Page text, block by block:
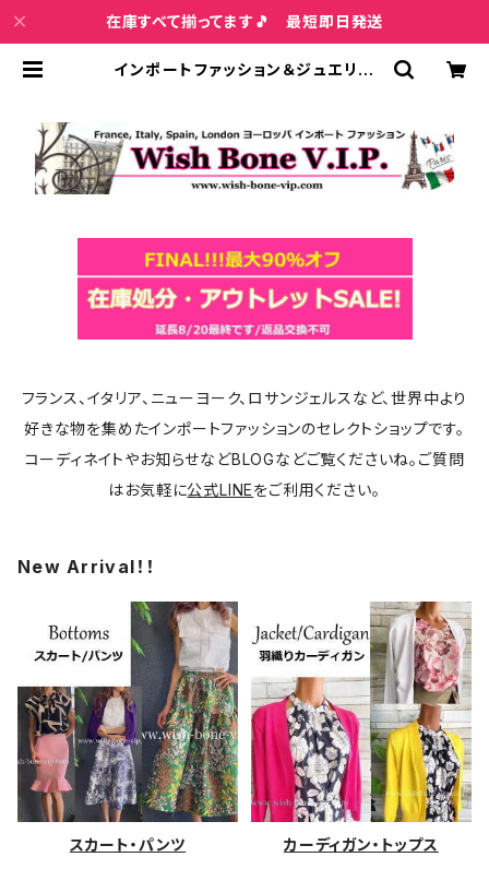
在庫すべて揃ってます🎵 最短即日発送
インポートファッション＆ジュエリー
フランス、イタリア、ニューヨーク、ロサンジェルスなど、世界中より
好きな物を集めたインポートファッションのセレクトショップです。
コーディネイトやお知らせなどBLOGなどご覧くださいね。ご質問
はお気軽に公式LINEをご利用ください。
New Arrival！！
スカート・パンツ カーディガン・トップス